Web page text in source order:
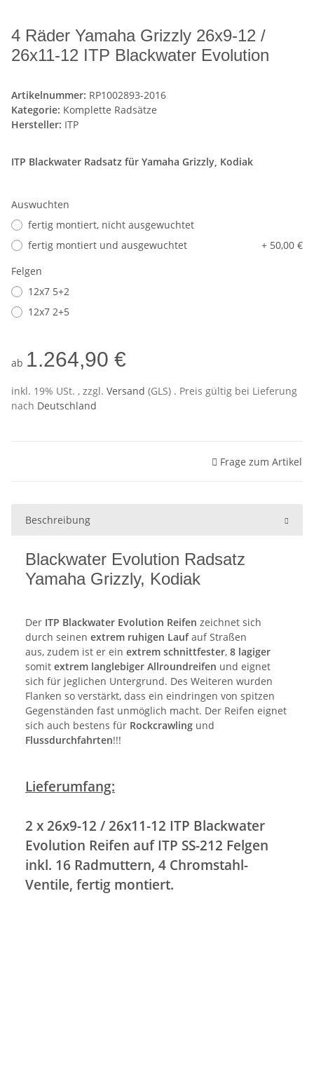
4 Räder Yamaha Grizzly 26x9-12 /
26x11-12 ITP Blackwater Evolution
Artikelnummer: RP1002893-2016
Kategorie: Komplette Radsätze
Hersteller: ITP
ITP Blackwater Radsatz für Yamaha Grizzly, Kodiak
Auswuchten
fertig montiert, nicht ausgewuchtet
fertig montiert und ausgewuchtet
+ 50,00 €
Felgen
12x7 5+2
12x7 2+5
ab 1.264,90 €
inkl. 19% USt. , zzgl. Versand (GLS) . Preis gültig bei Lieferung
nach Deutschland
Frage zum Artikel
Beschreibung
Blackwater Evolution Radsatz
Yamaha Grizzly, Kodiak
Der ITP Blackwater Evolution Reifen zeichnet sich
durch seinen extrem ruhigen Laufauf Straßen
aus, zudem ist er ein extrem schnittfester, 8 lagiger
somit extrem langlebiger Allroundreifen und eignet
sich für jeglichen Untergrund. Des Weiteren wurden
Flanken so verstärkt, dass ein eindringen von spitzen
Gegenständen fast unmöglich macht. Der Reifen eignet
sich auch bestens für Rockcrawling und
Flussdurchfahrten!!!
Lieferumfang:
2 x 26x9-12 / 26x11-12 ITP Blackwater
Evolution Reifen auf ITP SS-212 Felgen
inkl. 16 Radmuttern, 4 Chromstahl-
Ventile, fertig montiert.